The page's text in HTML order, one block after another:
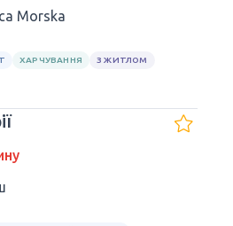
Morska
ХАРЧУВАННЯ
З ЖИТЛОМ